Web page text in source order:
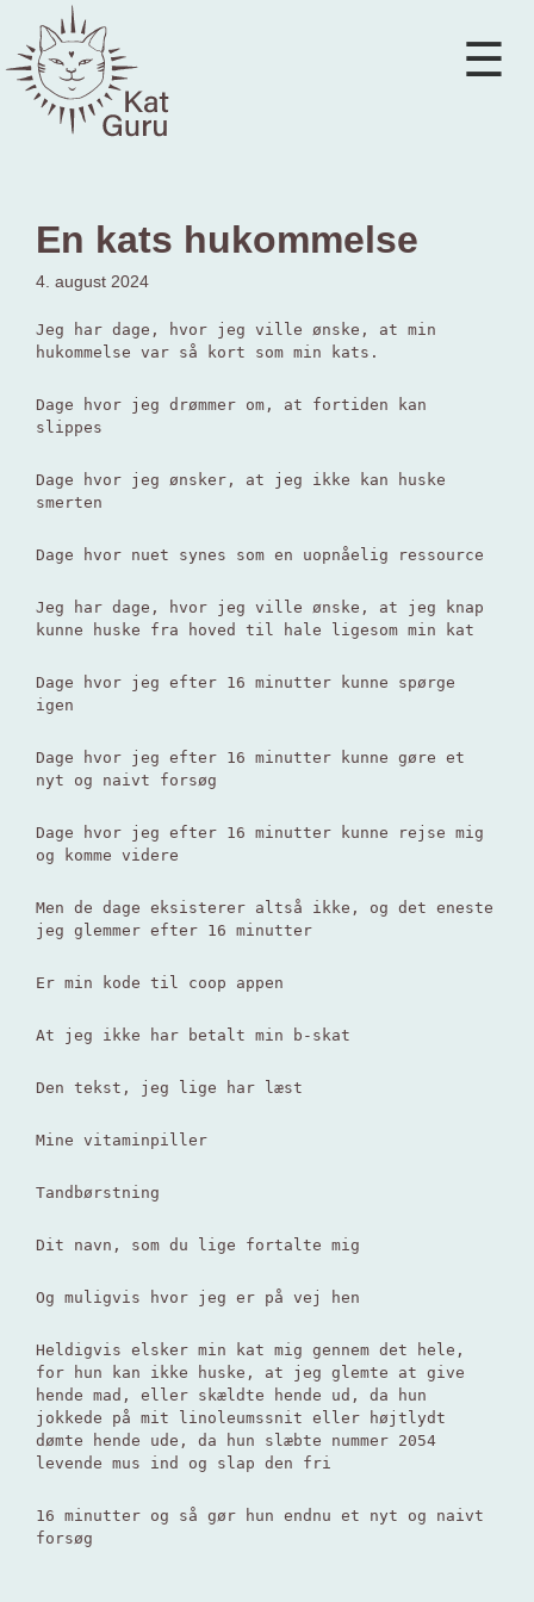
content
En kats hukommelse
4. august 2024
Jeg har dage, hvor jeg ville ønske, at min
hukommelse var så kort som min kats.
Dage hvor jeg drømmer om, at fortiden kan
slippes
Dage hvor jeg ønsker, at jeg ikke kan huske
smerten
Dage hvor nuet synes som en uopnåelig ressource
Jeg har dage, hvor jeg ville ønske, at jeg knap
kunne huske fra hoved til hale ligesom min kat
Dage hvor jeg efter 16 minutter kunne spørge
igen
Dage hvor jeg efter 16 minutter kunne gøre et
nyt og naivt forsøg
Dage hvor jeg efter 16 minutter kunne rejse mig
og komme videre
Men de dage eksisterer altså ikke, og det eneste
jeg glemmer efter 16 minutter
Er min kode til coop appen
At jeg ikke har betalt min b-skat
Den tekst, jeg lige har læst
Mine vitaminpiller
Tandbørstning
Dit navn, som du lige fortalte mig
Og muligvis hvor jeg er på vej hen
Heldigvis elsker min kat mig gennem det hele,
for hun kan ikke huske, at jeg glemte at give
hende mad, eller skældte hende ud, da hun
jokkede på mit linoleumssnit eller højtlydt
dømte hende ude, da hun slæbte nummer 2054
levende mus ind og slap den fri
16 minutter og så gør hun endnu et nyt og naivt
forsøg